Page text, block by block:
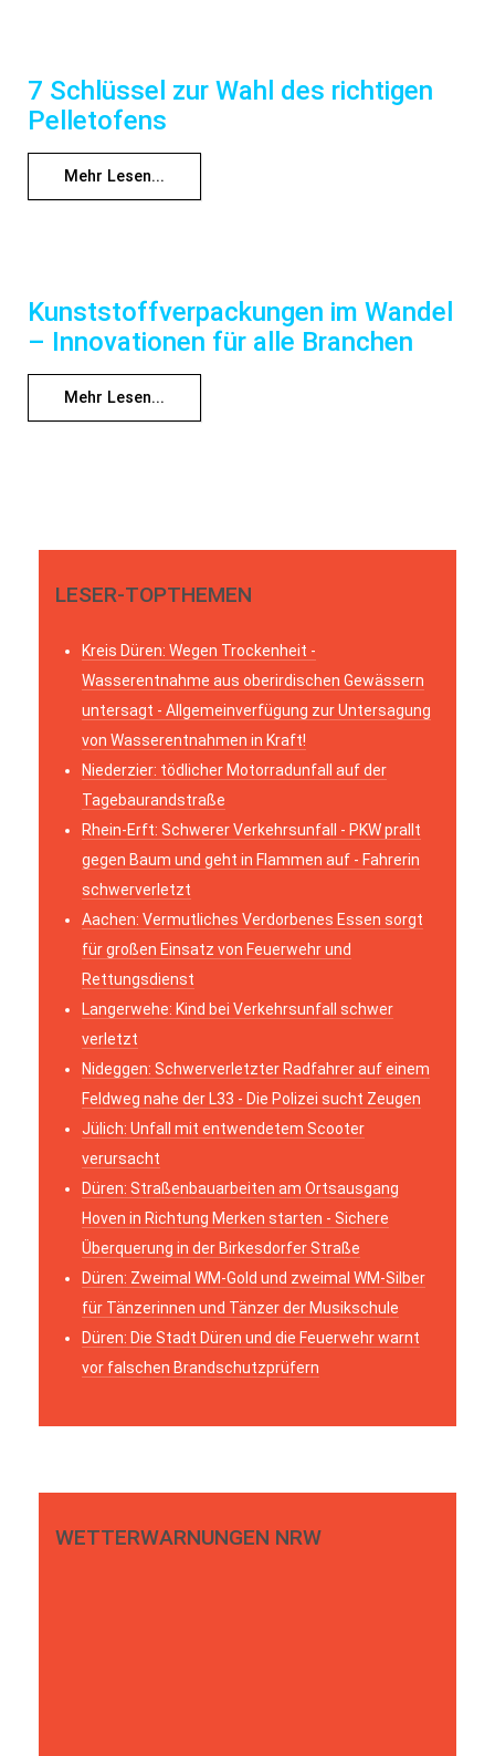
7 Schlüssel zur Wahl des richtigen
Pelletofens
Mehr Lesen...
Kunststoffverpackungen im Wandel
– Innovationen für alle Branchen
Mehr Lesen...
LESER-TOPTHEMEN
Kreis Düren: Wegen Trockenheit -
Wasserentnahme aus oberirdischen Gewässern
untersagt - Allgemeinverfügung zur Untersagung
von Wasserentnahmen in Kraft!
Niederzier: tödlicher Motorradunfall auf der
Tagebaurandstraße
Rhein-Erft: Schwerer Verkehrsunfall - PKW prallt
gegen Baum und geht in Flammen auf - Fahrerin
schwerverletzt
Aachen: Vermutliches Verdorbenes Essen sorgt
für großen Einsatz von Feuerwehr und
Rettungsdienst
Langerwehe: Kind bei Verkehrsunfall schwer
verletzt
Nideggen: Schwerverletzter Radfahrer auf einem
Feldweg nahe der L33 - Die Polizei sucht Zeugen
Jülich: Unfall mit entwendetem Scooter
verursacht
Düren: Straßenbauarbeiten am Ortsausgang
Hoven in Richtung Merken starten - Sichere
Überquerung in der Birkesdorfer Straße
Düren: Zweimal WM-Gold und zweimal WM-Silber
für Tänzerinnen und Tänzer der Musikschule
Düren: Die Stadt Düren und die Feuerwehr warnt
vor falschen Brandschutzprüfern
WETTERWARNUNGEN NRW